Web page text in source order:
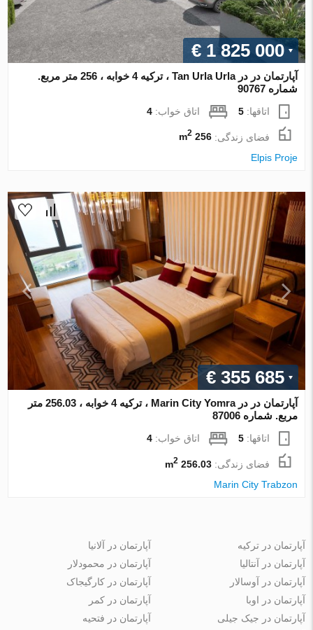
€ 1 825 000
آپارتمان در در Tan Urla Urla ، ترکیه 4 خوابه ، 256 متر مربع.
شماره 90767
اتاقها:5 اتاق خواب:4
فضای زندگی:256 m
2
Elpis Proje
€ 355 685
آپارتمان در در Marin City Yomra ، ترکیه 4 خوابه ، 256.03 متر
مربع. شماره 87006
اتاقها:5 اتاق خواب:4
فضای زندگی:256.03 m
2
Marin City Trabzon
آپارتمان در ترکیه
آپارتمان در آنتالیا
آپارتمان در آوسالار
آپارتمان در اوبا
آپارتمان در جیک جیلی
آپارتمان در آلانیا
آپارتمان در محمودلار
آپارتمان در کارگیجاک
آپارتمان در کمر
آپارتمان در فتحیه